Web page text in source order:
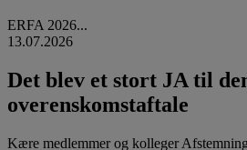
ERFA 2026...
13.07.2026
Det blev et stort JA til
overenskomstaftale
Kære medlemmer og kolleger